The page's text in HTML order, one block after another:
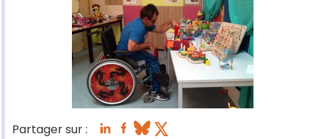
Partager sur :